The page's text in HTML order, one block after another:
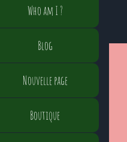
Who am I ?
Blog
Nouvelle page
Boutique